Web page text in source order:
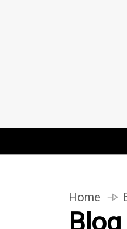
Home